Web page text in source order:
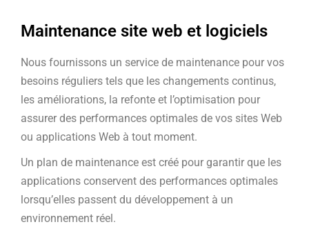
Maintenance site web et logiciels
Nous fournissons un service de maintenance pour vos
besoins réguliers tels que les changements continus,
les améliorations, la refonte et l’optimisation pour
assurer des performances optimales de vos sites Web
ou applications Web à tout moment.
Un plan de maintenance est créé pour garantir que les
applications conservent des performances optimales
lorsqu’elles passent du développement à un
environnement réel.